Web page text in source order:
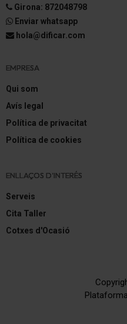
Dirección asistida
Programa electrónico
Asistente a la
Caja de cambios 6-
Girona: 872048798
Enviar whatsapp
hola@dificar.com
EMPRESA
Qui som
Avís legal
Política de privacitat
Política de cookies
ENLLAÇOS D'INTERÉS
Serveis
Cita Taller
Cotxes d'Ocasió